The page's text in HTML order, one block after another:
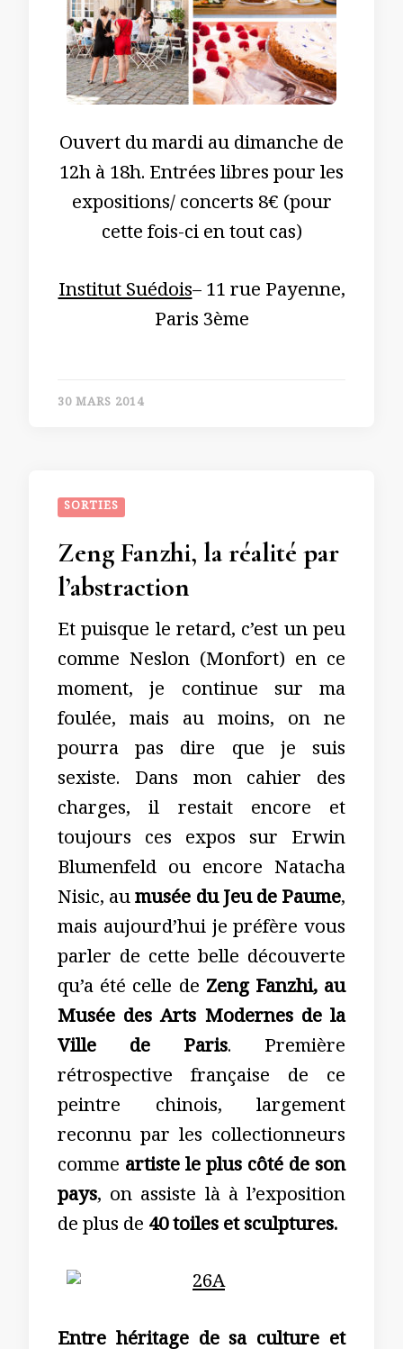
Ouvert du mardi au dimanche de
12h à 18h. Entrées libres pour les
expositions/ concerts 8€ (pour
cette fois-ci en tout cas)
Institut Suédois– 11 rue Payenne,
Paris 3ème
30 MARS 2014
SORTIES
Zeng Fanzhi, la réalité par
l’abstraction
Et puisque le retard, c’est un peu
comme Neslon (Monfort) en ce
moment, je continue sur ma
foulée, mais au moins, on ne
pourra pas dire que je suis
sexiste. Dans mon cahier des
charges, il restait encore et
toujours ces expos sur Erwin
Blumenfeld ou encore Natacha
Nisic, aumusée du Jeu de Paume,
mais aujourd’hui je préfère vous
parler de cette belle découverte
qu’a été celle de Zeng Fanzhi, au
Musée des Arts Modernes de la
Ville de Paris. Première
rétrospective française de ce
peintre chinois, largement
reconnu par les collectionneurs
comme artiste le plus côté de son
pays, on assiste là à l’exposition
de plus de 40 toiles et sculptures.
Entre héritage de sa culture et